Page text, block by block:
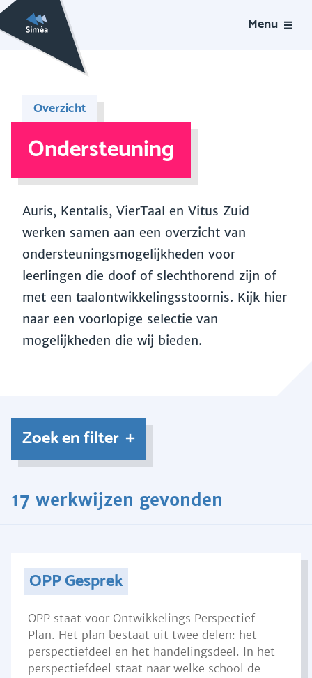
Menu
Overzicht
Ondersteuning
Auris, Kentalis, VierTaal en Vitus Zuid
werken samen aan een overzicht van
ondersteuningsmogelijkheden voor
leerlingen die doof of slechthorend zijn of
met een taalontwikkelingsstoornis. Kijk hier
naar een voorlopige selectie van
mogelijkheden die wij bieden.
Zoek en filter
17 werkwijzen gevonden
OPP Gesprek
OPP staat voor Ontwikkelings Perspectief
Plan. Het plan bestaat uit twee delen: het
perspectiefdeel en het handelingsdeel. In het
perspectiefdeel staat naar welke school de